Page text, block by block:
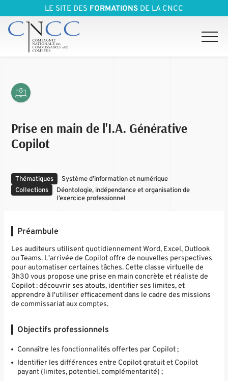
LE SITE DES FORMATIONS DE LA CNCC
Prise en main de l'I.A. Générative
Copilot
Thématiques
Système d’information et numérique
Collections
Déontologie, indépendance et organisation de
l’exercice professionnel
Préambule
Les auditeurs utilisent quotidiennement Word, Excel, Outlook
ou Teams. L'arrivée de Copilot offre de nouvelles perspectives
pour automatiser certaines tâches. Cette classe virtuelle de
3h30 vous propose une prise en main concrète et réaliste de
Copilot : découvrir ses atouts, identifier ses limites, et
apprendre à l'utiliser efficacement dans le cadre des missions
de commissariat aux comptes.
Objectifs professionnels
Connaître les fonctionnalités offertes par Copilot ;
Identifier les différences entre Copilot gratuit et Copilot
payant (limites, potentiel, complémentarité) ;